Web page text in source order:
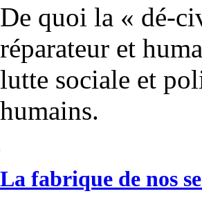
De quoi la « dé-
réparateur et
lutte sociale et
humains.
La fabrique de nos